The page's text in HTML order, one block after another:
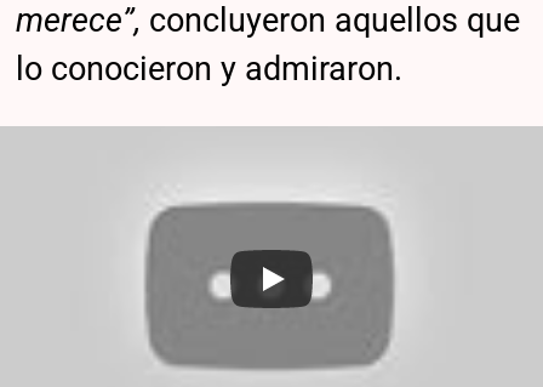
merece”, concluyeron aquellos que
lo conocieron y admiraron.